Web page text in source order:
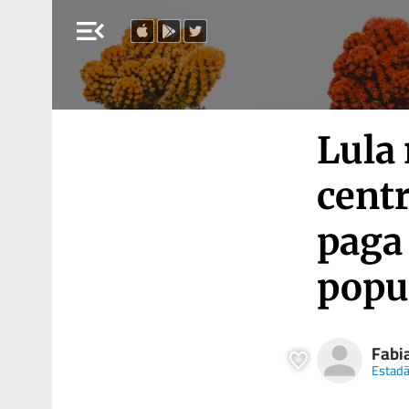
menu_open
Lula